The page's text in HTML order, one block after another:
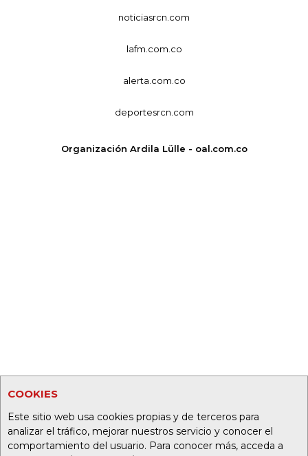
COOKIES
Este sitio web usa cookies propias y de terceros para
analizar el tráfico, mejorar nuestros servicio y conocer el
comportamiento del usuario. Para conocer más, acceda a
noticiasrcn.com
lafm.com.co
alerta.com.co
deportesrcn.com
Organización Ardila Lülle - oal.com.co